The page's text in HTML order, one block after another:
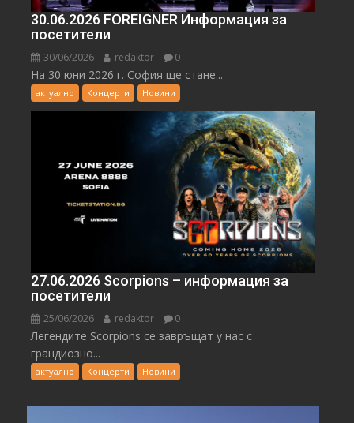
30.06.2026 FOREIGNER Информация за
посетители
30/06/2026 redaktor 0
На 30 юни 2026 г. София ще стане...
актуално Концерти Новини
27.06.2026 Scorpions – информация за
посетители
25/06/2026 redaktor 0
Легендите Scorpions се завръщат у нас с
грандиозно...
актуално Концерти Новини